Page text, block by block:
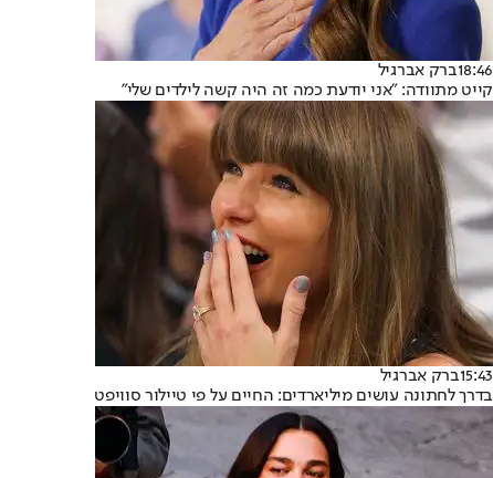
18:46ברק אברגיל
קייט מתוודה: "אני יודעת כמה זה היה קשה לילדים שלי"
15:43ברק אברגיל
בדרך לחתונה עושים מיליארדים: החיים על פי טיילור סוויפט